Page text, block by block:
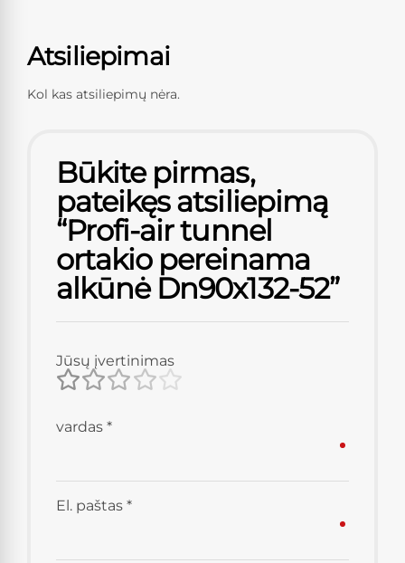
Atsiliepimai
Kol kas atsiliepimų nėra.
Būkite pirmas,
pateikęs atsiliepimą
“Profi-air tunnel
ortakio pereinama
alkūnė Dn90x132-52”
Jūsų įvertinimas
vardas *
El. paštas *